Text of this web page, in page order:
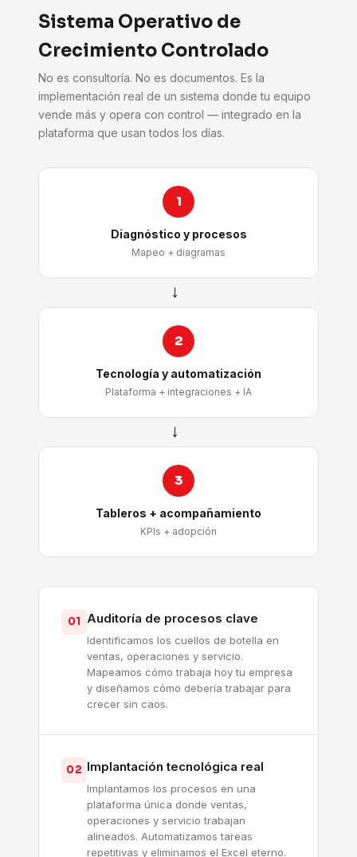
Sistema Operativo de
Crecimiento Controlado
No es consultoría. No es documentos. Es la
implementación real de un sistema donde tu equipo
vende más y opera con control — integrado en la
plataforma que usan todos los días.
1
Diagnóstico y procesos
Mapeo + diagramas
→
2
Tecnología y automatización
Plataforma + integraciones + IA
→
3
Tableros + acompañamiento
KPIs + adopción
01 Auditoría de procesos clave
Identificamos los cuellos de botella en
ventas, operaciones y servicio.
Mapeamos cómo trabaja hoy tu empresa
y diseñamos cómo debería trabajar para
crecer sin caos.
02 Implantación tecnológica real
Implantamos los procesos en una
plataforma única donde ventas,
operaciones y servicio trabajan
alineados. Automatizamos tareas
repetitivas y eliminamos el Excel eterno.